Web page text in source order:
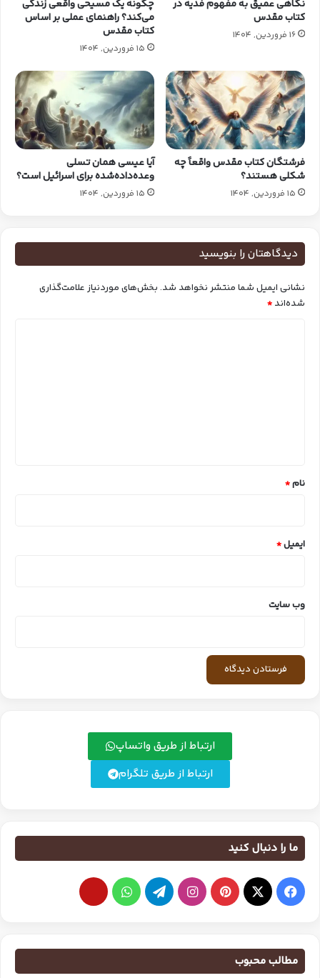
نگاهی عمیق به مفهوم فدیه در
کتاب مقدس
16 فروردین, 1404
چگونه یک مسیحی واقعی زندگی
می‌کند؟ راهنمای عملی بر اساس
کتاب مقدس
15 فروردین, 1404
فرشتگان کتاب‌ مقدس واقعاً چه
شکلی هستند؟
15 فروردین, 1404
آیا عیسی همان تسلی
وعده‌داده‌شده برای اسرائیل است؟
15 فروردین, 1404
دیدگاهتان را بنویسید
نشانی ایمیل شما منتشر نخواهد شد. بخش‌های موردنیاز علامت‌گذاری
شده‌اند *
نام*
ایمیل*
وب‌ سایت
ارتباط از طریق واتساپ
ارتباط از طریق تلگرام
ما را دنبال کنید
مطالب محبوب